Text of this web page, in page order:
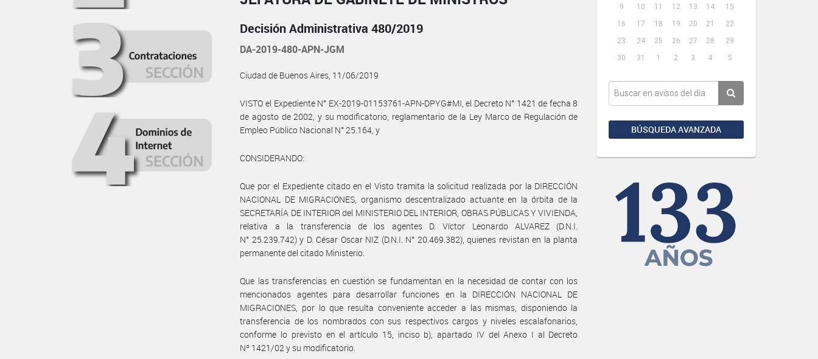
9
10 11 12 13 14
15
16
17 18 19 20 21
22
23
24 25 26 27 28
29
30
31 1 2 3 4 5
BÚSQUEDA AVANZADA
Decisión Administrativa 480/2019
DA-2019-480-APN-JGM
Ciudad de Buenos Aires, 11/06/2019
VISTO el Expediente N° EX-2019-01153761-APN-DPYG#MI, el Decreto N° 1421 de fecha 8
de agosto de 2002, y su modificatorio, reglamentario de la Ley Marco de Regulación de
Empleo Público Nacional N° 25.164, y
CONSIDERANDO:
Que por el Expediente citado en el Visto tramita la solicitud realizada por la DIRECCIÓN
NACIONAL DE MIGRACIONES, organismo descentralizado actuante en la órbita de la
SECRETARÍA DE INTERIOR del MINISTERIO DEL INTERIOR, OBRAS PÚBLICAS Y VIVIENDA,
relativa a la transferencia de los agentes D. Víctor Leonardo ALVAREZ (D.N.I.
N° 25.239.742) y D. César Oscar NIZ (D.N.I. N° 20.469.382), quienes revistan en la planta
permanente del citado Ministerio.
Que las transferencias en cuestión se fundamentan en la necesidad de contar con los
mencionados agentes para desarrollar funciones en la DIRECCIÓN NACIONAL DE
MIGRACIONES, por lo que resulta conveniente acceder a las mismas, disponiendo la
transferencia de los nombrados con sus respectivos cargos y niveles escalafonarios,
conforme lo previsto en el artículo 15, inciso b), apartado IV del Anexo I al Decreto
Nº 1421/02 y su modificatorio.